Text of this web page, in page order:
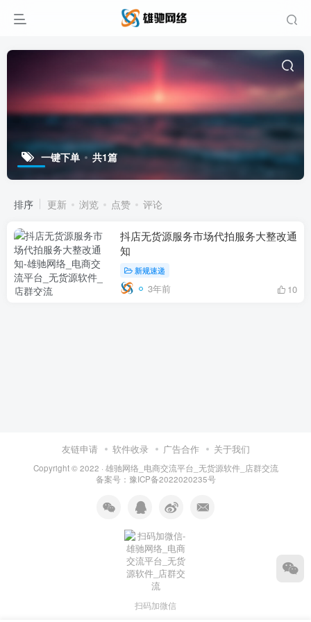
一键下单 共1篇
排序 更新 浏览 点赞 评论
抖店无货源服务市场代拍服务大整改通
知
新规速递
3年前 10
友链申请 软件收录 广告合作 关于我们
Copyright © 2022 · 雄驰网络_电商交流平台_无货源软件_店群交流
备案号： 豫ICP备2022020235号
扫码加微信